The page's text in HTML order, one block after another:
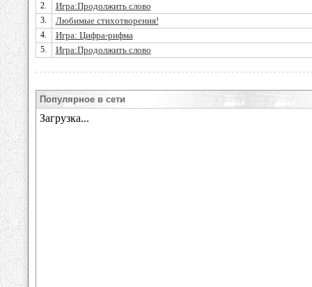
2. Игра:Продолжить слово
3. Любимые стихотворения!
4. Игра: Цифра-рифма
5. Игра:Продолжить слово
Популярное в сети